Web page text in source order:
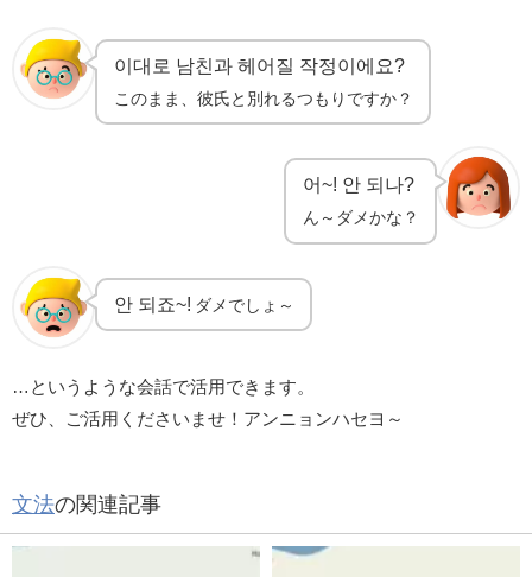
이대로 남친과 헤어질 작정이에요?
このまま、彼氏と別れるつもりですか？
어~! 안 되나?
ん～ダメかな？
안 되죠~! ダメでしょ～
…というような会話で活用できます。
ぜひ、ご活用くださいませ！アンニョンハセヨ～
文法の関連記事